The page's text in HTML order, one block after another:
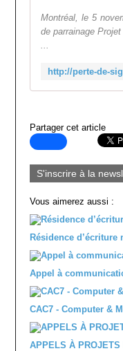
Montréal, le 5
de parrainage
...
Partager cet article
S'inscrire à la
Vous aimerez aussi :
Résidence d’écriture
Appel à
CAC7 - Computer &
APPELS À PROJETS